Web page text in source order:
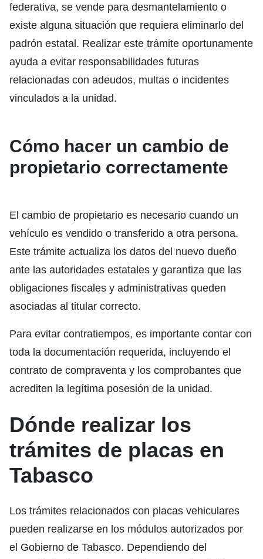
federativa, se vende para desmantelamiento o
existe alguna situación que requiera eliminarlo del
padrón estatal. Realizar este trámite oportunamente
ayuda a evitar responsabilidades futuras
relacionadas con adeudos, multas o incidentes
vinculados a la unidad.
Cómo hacer un cambio de
propietario correctamente
El cambio de propietario es necesario cuando un
vehículo es vendido o transferido a otra persona.
Este trámite actualiza los datos del nuevo dueño
ante las autoridades estatales y garantiza que las
obligaciones fiscales y administrativas queden
asociadas al titular correcto.
Para evitar contratiempos, es importante contar con
toda la documentación requerida, incluyendo el
contrato de compraventa y los comprobantes que
acrediten la legítima posesión de la unidad.
Dónde realizar los
trámites de placas en
Tabasco
Los trámites relacionados con placas vehiculares
pueden realizarse en los módulos autorizados por
el Gobierno de Tabasco. Dependiendo del